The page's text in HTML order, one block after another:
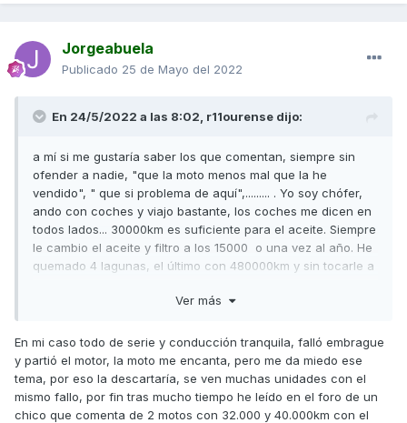
Jorgeabuela
Publicado 25 de Mayo del 2022
En 24/5/2022 a las 8:02, r11ourense dijo:
a mí si me gustaría saber los que comentan, siempre sin
ofender a nadie, "que la moto menos mal que la he
vendido", " que si problema de aquí",......... . Yo soy chófer,
ando con coches y viajo bastante, los coches me dicen en
todos lados... 30000km es suficiente para el aceite. Siempre
le cambio el aceite y filtro a los 15000 o una vez al año. He
quemado 4 lagunas, el último con 480000km y sin tocarle a
régimen de vueltas mayor. Pero siempre puede existir un
fallo de fabricación, desde luego. Pero entiendo que el
embrague me gustaría saber si los que le ha fallado todos
tenían el variador de serie.
Ver más
En mi caso todo de serie y conducción tranquila, falló embrague
y partió el motor, la moto me encanta, pero me da miedo ese
tema, por eso la descartaría, se ven muchas unidades con el
mismo fallo, por fin tras mucho tiempo he leído en el foro de un
chico que comenta de 2 motos con 32.000 y 40.000km con el